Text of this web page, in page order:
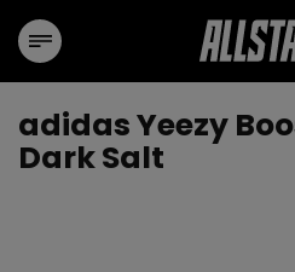
obsah
adidas Yeezy
Dark Salt